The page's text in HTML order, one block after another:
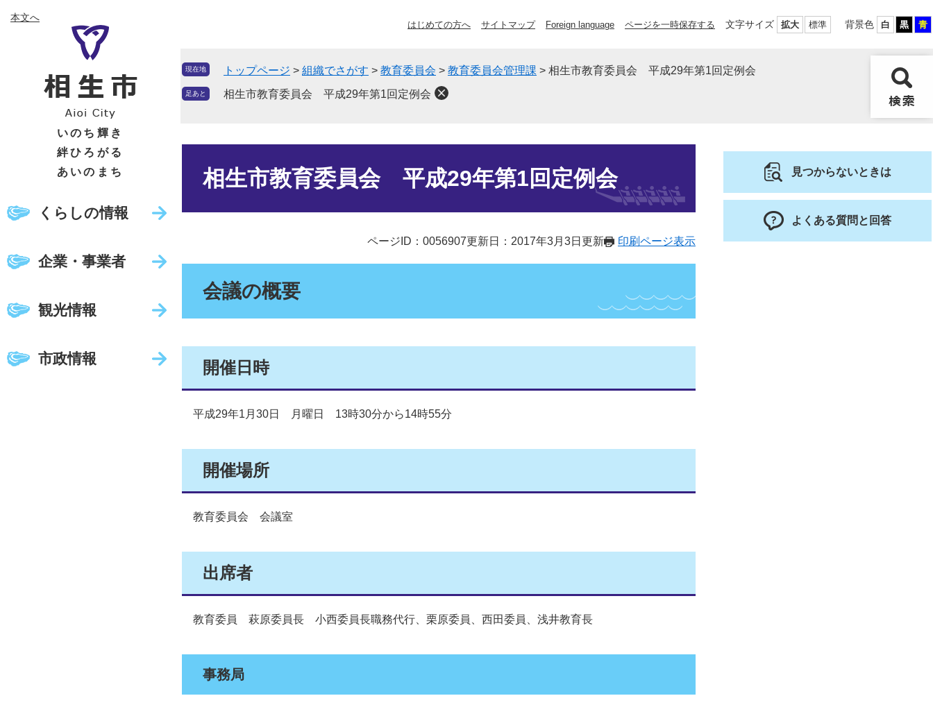
ー
ニ
本文へ
いのち輝き
絆ひろがる
あいのまち
くらしの情報
企業・事業者
観光情報
市政情報
はじめての方へ サイトマップ Foreign language ページを一時保存する 文字サイズ 拡大 標準 背景色 白 黒 青
現在地 トップページ > 組織でさがす > 教育委員会 > 教育委員会管理課 > 相生市教育委員会 平成29年第1回定例会
足あと 相生市教育委員会 平成29年第1回定例会
相生市教育委員会 平成29年第1回定例会
ページID：0056907更新日：2017年3月3日更新 印刷ページ表示
会議の概要
開催日時
平成29年1月30日 月曜日 13時30分から14時55分
開催場所
教育委員会 会議室
出席者
教育委員 萩原委員長 小西委員長職務代行、栗原委員、西田委員、浅井教育長
事務局
見つからないときは
よくある質問と回答